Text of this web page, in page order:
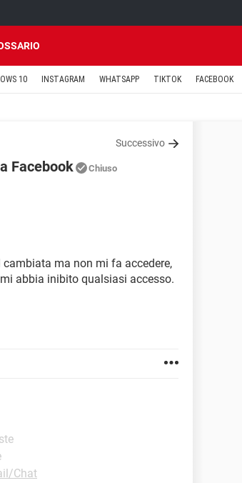
10 INSTAGRAM WHATSAPP TIKTOK FACEBOOK
Successivo
Facebook Chiuso
ma non mi fa accedere,
abbia inibito qualsiasi accesso.
Chat